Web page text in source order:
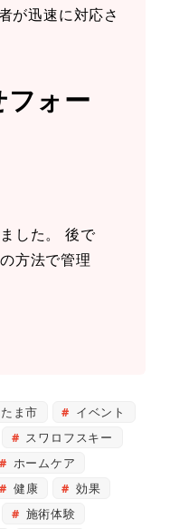
が迅速に対応さ
ォー
した。 後で
方法で管理
ま市
イベント
スワロフスキー
ホームケア
健康
効果
施術体験